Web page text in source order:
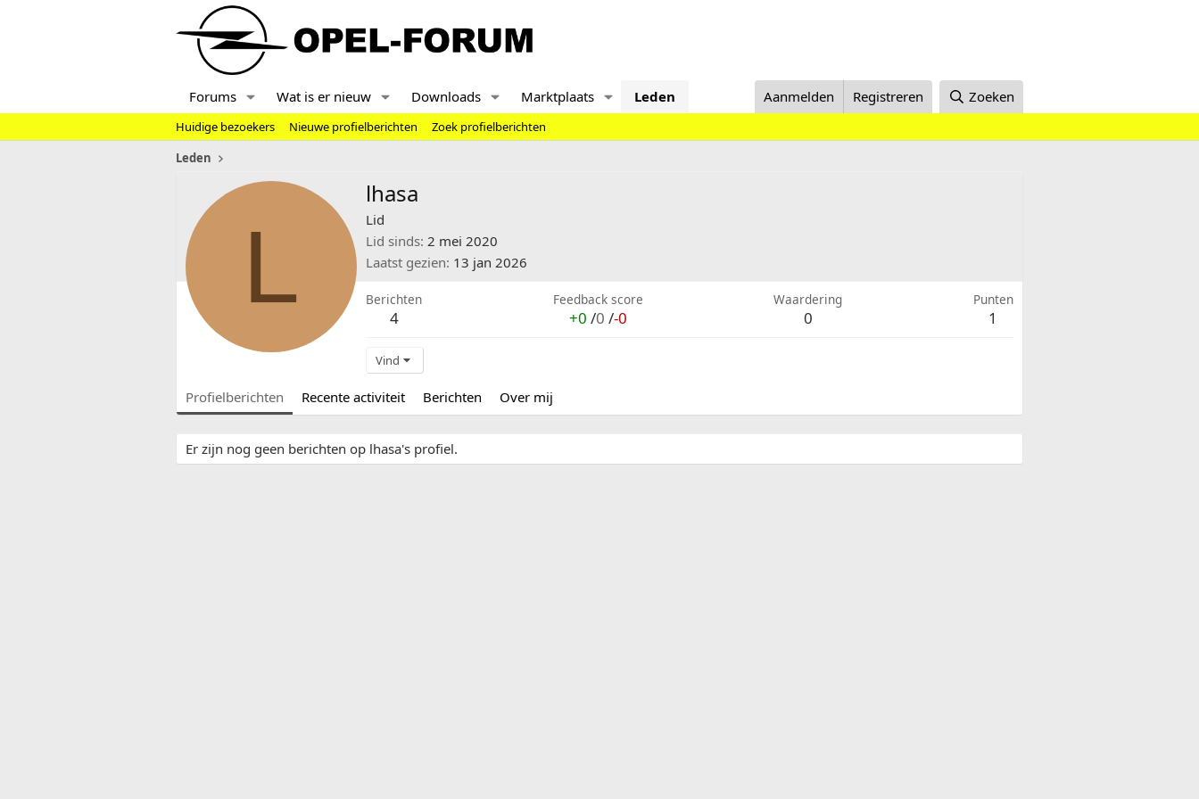
Forums Wat is er nieuw Downloads Marktplaats Leden Aanmelden Registreren Zoeken
Huidige bezoekers Nieuwe profielberichten
Zoek profielberichten
Leden
L
lhasa
Lid
Lid sinds 2 mei 2020
Laatst gezien 13 jan 2026
Berichten
4
Feedback score
+0 /0 /-0
Waardering
0
Punten
1
Vind
Profielberichten Recente activiteit Berichten Over mij
Er zijn nog geen berichten op lhasa's profiel.